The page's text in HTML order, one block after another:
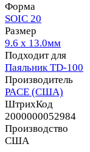
Форма
SOIC 20
Размер
9.6 x 13.0мм
Подходит для
Паяльник TD-100
Производитель
PACE (США)
ШтрихКод
2000000052984
Производство
США